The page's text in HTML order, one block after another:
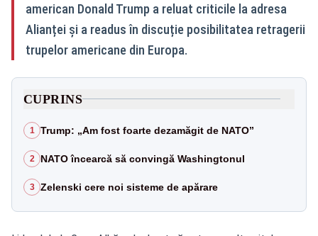
american Donald Trump a reluat criticile la adresa
Alianței și a readus în discuție posibilitatea retragerii
trupelor americane din Europa.
CUPRINS
1 Trump: „Am fost foarte dezamăgit de NATO”
2 NATO încearcă să convingă Washingtonul
3 Zelenski cere noi sisteme de apărare